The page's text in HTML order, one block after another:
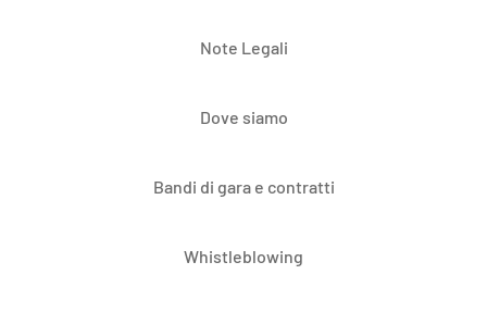
Note Legali
Dove siamo
Bandi di gara e contratti
Whistleblowing